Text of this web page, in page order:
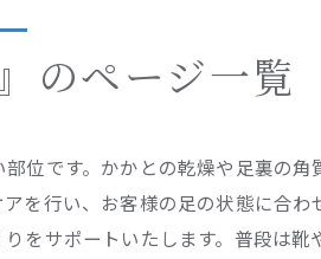
のページ一覧
です。かかとの乾燥や足裏の角
を行い、お客様の足の状態に合
をサポートいたします。普段は